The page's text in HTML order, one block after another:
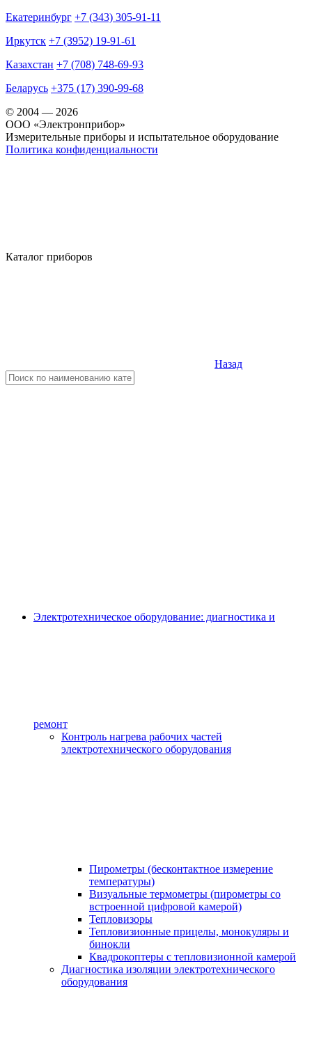
Екатеринбург +7 (343) 305-91-11
Иркутск +7 (3952) 19-91-61
Казахстан +7 (708) 748-69-93
Беларусь +375 (17) 390-99-68
© 2004 — 2026
OOO «Электронприбор»
Измерительные приборы и испытательное оборудование
Политика конфиденциальности
Каталог приборов
Назад
Электротехническое оборудование: диагностика и
ремонт
Контроль нагрева рабочих частей
электротехнического оборудования
Пирометры (бесконтактное измерение
температуры)
Визуальные термометры (пирометры со
встроенной цифровой камерой)
Тепловизоры
Тепловизионные прицелы, монокуляры и
бинокли
Квадрокоптеры с тепловизионной камерой
Диагностика изоляции электротехнического
оборудования